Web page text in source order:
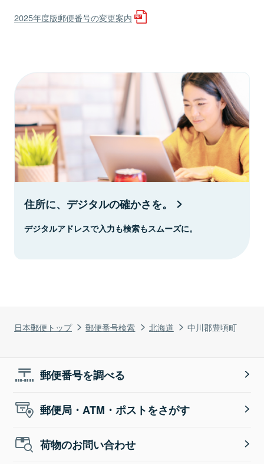
日本郵便トップ 郵便番号検索 北海道 中川郡豊頃町
2025年度版郵便番号の変更案内
住所に、デジタルの確かさを。
デジタルアドレスで入力も検索もスムーズに。
郵便番号を調べる
郵便局・ATM・ポストをさがす
荷物のお問い合わせ